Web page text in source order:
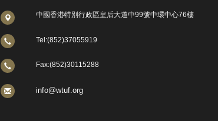
中國香港特別行政區皇后大道中99號中環中心76樓
Tel:(852)37055919
Fax:(852)30115288
info@wtuf.org